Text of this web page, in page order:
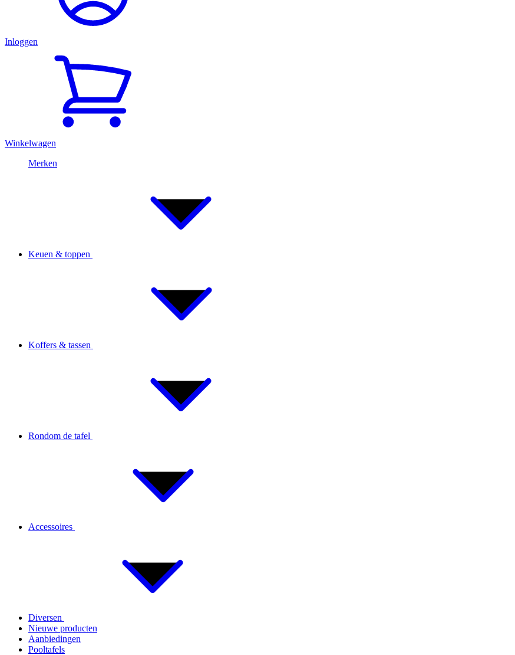
Inloggen
Winkelwagen
Merken
Keuen & toppen
Koffers & tassen
Rondom de tafel
Accessoires
Diversen
Nieuwe producten
Aanbiedingen
Pooltafels